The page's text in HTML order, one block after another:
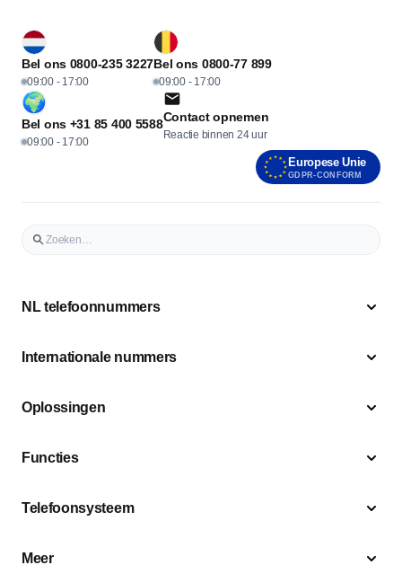
Bel ons 0800-235 3227
09:00 - 17:00
Bel ons 0800-77 899
09:00 - 17:00
Bel ons +31 85 400 5588
09:00 - 17:00
Contact opnemen
Reactie binnen 24 uur
Europese Unie
GDPR-CONFORM
NL telefoonnummers
Internationale nummers
Oplossingen
Functies
Telefoonsysteem
Meer